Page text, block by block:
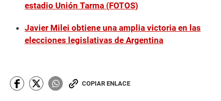
estadio Unión Tarma (FOTOS)
Javier Milei obtiene una amplia victoria en las
elecciones legislativas de Argentina
COPIAR ENLACE